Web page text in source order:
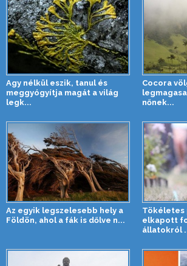
Agy nélkül eszik, tanul és
meggyógyítja magát a világ
legk...
Cocora
nőnek...
Az egyik legszelesebb hely a
Földön, ahol a fák is dőlve n...
Tökéletes
elkapott
állatokról